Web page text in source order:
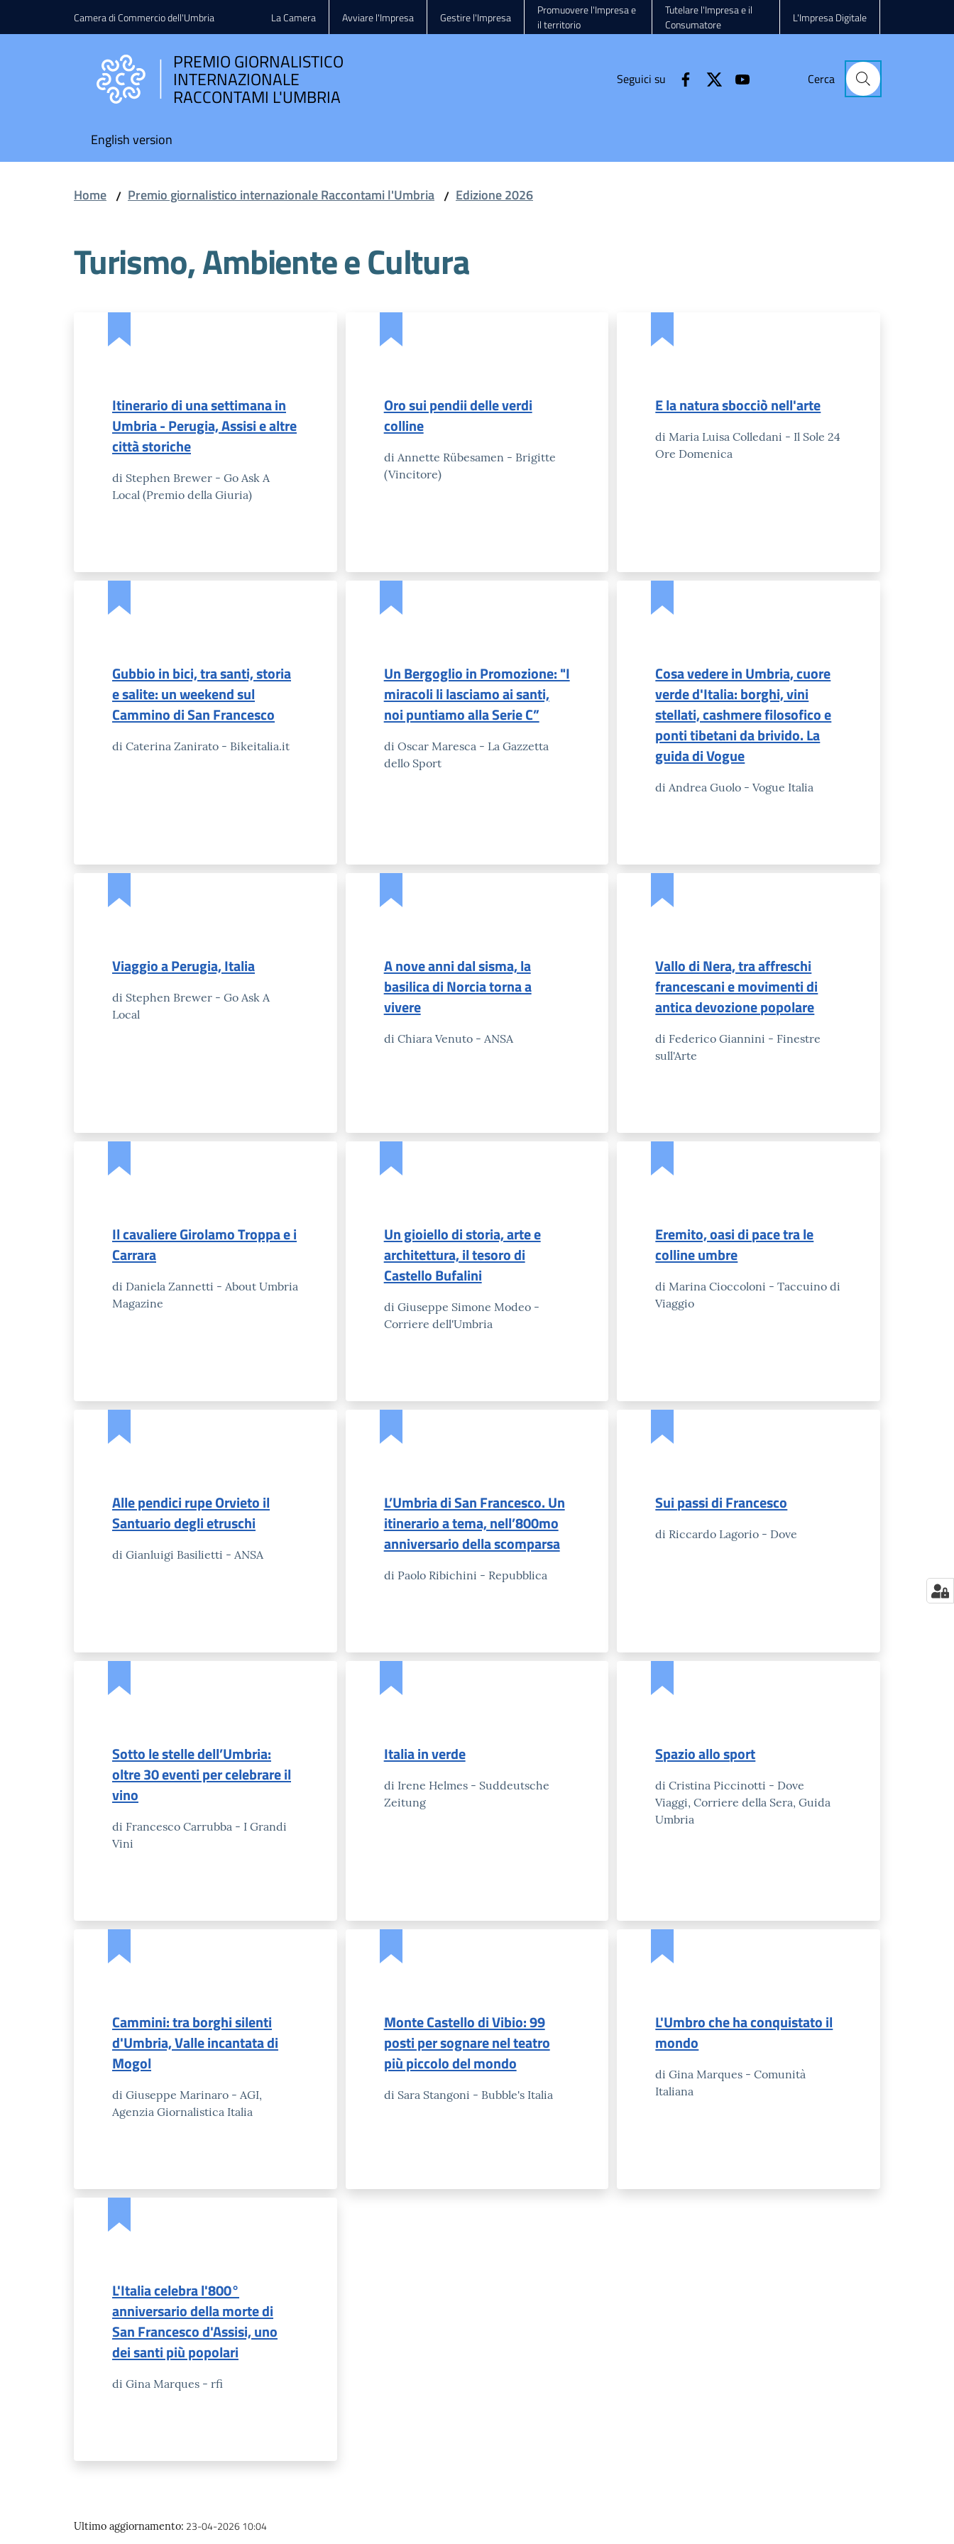
Vai al contenuto
Vai alla navigazioneCamera di Commercio dell'Umbria La Camera Avviare l'Impresa Gestire l'Impresa
Promuovere l'Impresa e
il territorio
Tutelare l'Impresa e il
Consumatore
L'Impresa Digitale
PREMIO GIORNALISTICO
INTERNAZIONALE
RACCONTAMI L'UMBRIA
Seguici su Cerca
English version
Home / Premio giornalistico internazionale Raccontami l'Umbria / Edizione 2026
Turismo, Ambiente e Cultura
Itinerario di una settimana in
Umbria - Perugia, Assisi e altre
città storiche
di Stephen Brewer - Go Ask A
Local (Premio della Giuria)
Oro sui pendii delle verdi
colline
di Annette Rübesamen - Brigitte
(Vincitore)
E la natura sbocciò nell'arte
di Maria Luisa Colledani - Il Sole 24
Ore Domenica
Gubbio in bici, tra santi, storia
e salite: un weekend sul
Cammino di San Francesco
di Caterina Zanirato - Bikeitalia.it
Un Bergoglio in Promozione: "I
miracoli li lasciamo ai santi,
noi puntiamo alla Serie C”
di Oscar Maresca - La Gazzetta
dello Sport
Cosa vedere in Umbria, cuore
verde d'Italia: borghi, vini
stellati, cashmere filosofico e
ponti tibetani da brivido. La
guida di Vogue
di Andrea Guolo - Vogue Italia
Viaggio a Perugia, Italia
di Stephen Brewer - Go Ask A
Local
A nove anni dal sisma, la
basilica di Norcia torna a
vivere
di Chiara Venuto - ANSA
Vallo di Nera, tra affreschi
francescani e movimenti di
antica devozione popolare
di Federico Giannini - Finestre
sull'Arte
Il cavaliere Girolamo Troppa e i
Carrara
di Daniela Zannetti - About Umbria
Magazine
Un gioiello di storia, arte e
architettura, il tesoro di
Castello Bufalini
di Giuseppe Simone Modeo -
Corriere dell'Umbria
Eremito, oasi di pace tra le
colline umbre
di Marina Cioccoloni - Taccuino di
Viaggio
Alle pendici rupe Orvieto il
Santuario degli etruschi
di Gianluigi Basilietti - ANSA
L’Umbria di San Francesco. Un
itinerario a tema, nell’800mo
anniversario della scomparsa
di Paolo Ribichini - Repubblica
Sui passi di Francesco
di Riccardo Lagorio - Dove
Sotto le stelle dell’Umbria:
oltre 30 eventi per celebrare il
vino
di Francesco Carrubba - I Grandi
Vini
Italia in verde
di Irene Helmes - Suddeutsche
Zeitung
Spazio allo sport
di Cristina Piccinotti - Dove
Viaggi, Corriere della Sera, Guida
Umbria
Cammini: tra borghi silenti
d'Umbria, Valle incantata di
Mogol
di Giuseppe Marinaro - AGI,
Agenzia Giornalistica Italia
Monte Castello di Vibio: 99
posti per sognare nel teatro
più piccolo del mondo
di Sara Stangoni - Bubble's Italia
L'Umbro che ha conquistato il
mondo
di Gina Marques - Comunità
Italiana
L'Italia celebra l'800°
anniversario della morte di
San Francesco d'Assisi, uno
dei santi più popolari
di Gina Marques - rfi
Ultimo aggiornamento: 23-04-2026 10:04